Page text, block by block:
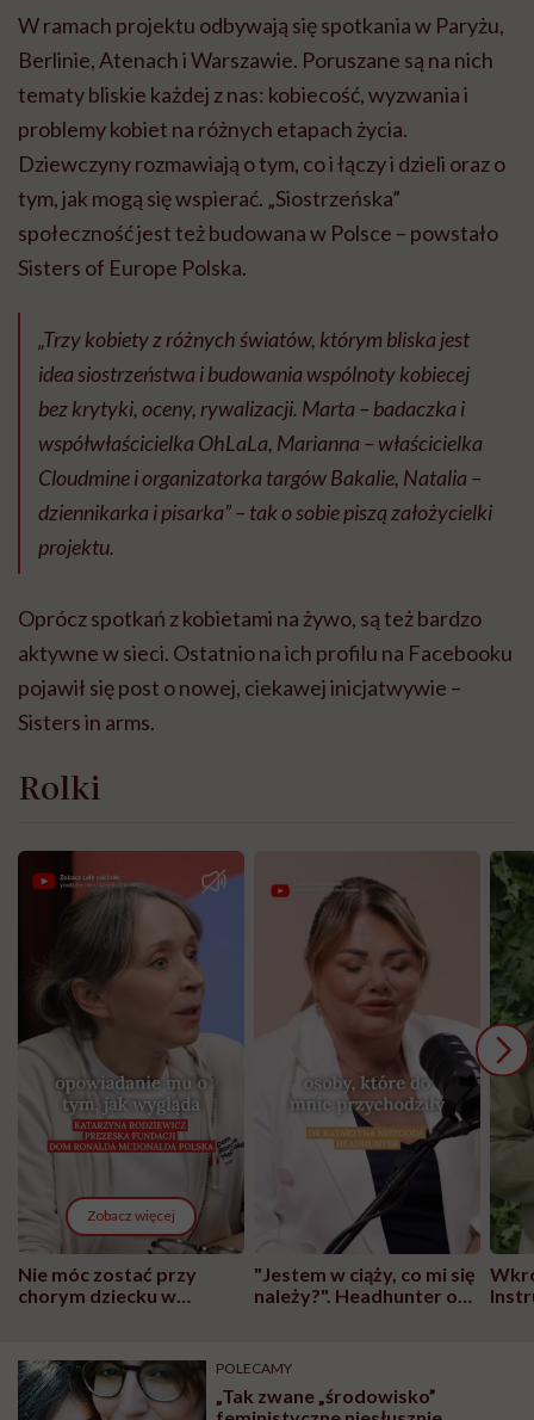
W ramach projektu odbywają się spotkania w Paryżu,
Berlinie, Atenach i Warszawie. Poruszane są na nich
tematy bliskie każdej z nas: kobiecość, wyzwania i
problemy kobiet na różnych etapach życia.
Dziewczyny rozmawiają o tym, co i łączy i dzieli oraz o
tym, jak mogą się wspierać. „Siostrzeńska”
społeczność jest też budowana w Polsce – powstało
Sisters of Europe Polska.
„Trzy kobiety z różnych światów, którym bliska jest
idea siostrzeństwa i budowania wspólnoty kobiecej
bez krytyki, oceny, rywalizacji. Marta – badaczka i
współwłaścicielka OhLaLa, Marianna – właścicielka
Cloudmine i organizatorka targów Bakalie, Natalia –
dziennikarka i pisarka” – tak o sobie piszą założycielki
projektu.
Oprócz spotkań z kobietami na żywo, są też bardzo
aktywne w sieci. Ostatnio na ich profilu na Facebooku
pojawił się post o nowej, ciekawej inicjatwywie –
Sisters in arms.
Rolki
Zobacz więcej
Nie móc zostać przy
chorym dziecku w
może chyba tylko
głupota i brak
wyobraźni"
"Jestem w ciąży, co mi się
należy?". Headhunter o
pracy
POLECAMY
„Tak zwane „środowisko”